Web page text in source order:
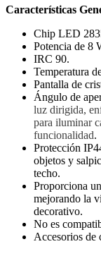
Características
Chip LED
Potencia de 8
IRC 90.
Temperatura
Pantalla de
Ángulo de
luz dirigida,
para iluminar
funcionalidad.
Protección
objetos y
techo.
Proporciona
mejorando la
decorativo.
No es
Accesorios de